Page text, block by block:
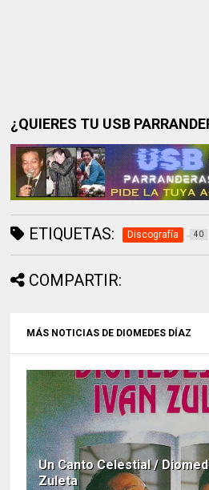
¿QUIERES TU USB
ETIQUETAS: Discografía 40
COMPARTIR:
MÁS NOTICIAS DE DIOMEDES DÍAZ
Un Canto Celestial /
Zuleta